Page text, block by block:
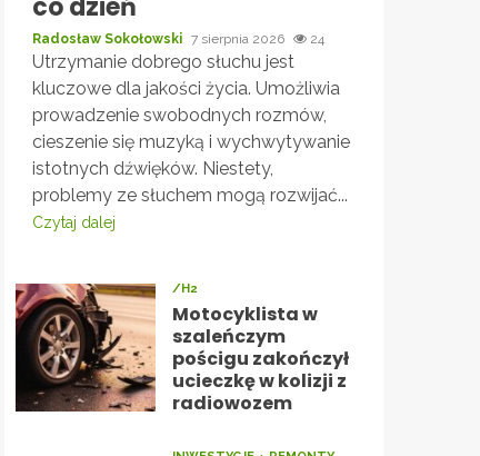
co dzień
Radosław Sokołowski 7 sierpnia 2026 24
Utrzymanie dobrego słuchu jest
kluczowe dla jakości życia. Umożliwia
prowadzenie swobodnych rozmów,
cieszenie się muzyką i wychwytywanie
istotnych dźwięków. Niestety,
problemy ze słuchem mogą rozwijać...
Czytaj dalej
/H2
Motocyklista w
szaleńczym
pościgu zakończył
ucieczkę w kolizji z
radiowozem